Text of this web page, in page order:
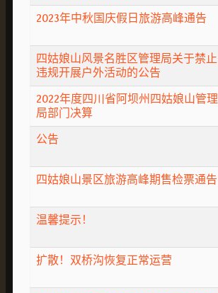
2023年中秋国庆假日旅游高峰通告
四姑娘山风景名胜区管理局关于禁止
违规开展户外活动的公告
2022年度四川省阿坝州四姑娘山管理
局部门决算
公告
四姑娘山景区旅游高峰期售检票通告
温馨提示！
扩散！双桥沟恢复正常运营